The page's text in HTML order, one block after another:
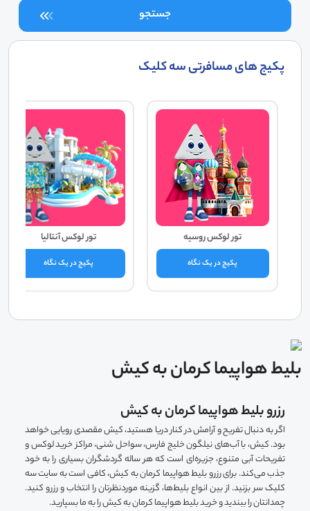
جستجو
پکیج های مسافرتی سه کلیک
تور لوکس روسیه
پکیج در یک نگاه
تور لوکس آنتالیا
پکیج در یک نگاه
بلیط هواپیما کرمان به کیش
رزرو بلیط هواپیما کرمان به کیش
اگر به دنبال تفریح و آرامش در کنار دریا هستید، کیش مقصدی رویایی خواهد
بود. کیش، با آب‌های نیلگون خلیج فارس، سواحل شنی، مراکز خرید لوکس و
تفریحات آبی متنوع، جزیره‌ای است که هر ساله گردشگران بسیاری را به خود
جذب می‌کند. برای رزرو بلیط هواپیما کرمان به کیش، کافی است به سایت سه
کلیک سر بزنید. از بین انواع بلیط‌ها، گزینه موردنظرتان را انتخاب و رزرو کنید.
چمدانتان را ببندید و خرید بلیط هواپیما کرمان به کیش را به ما بسپارید.